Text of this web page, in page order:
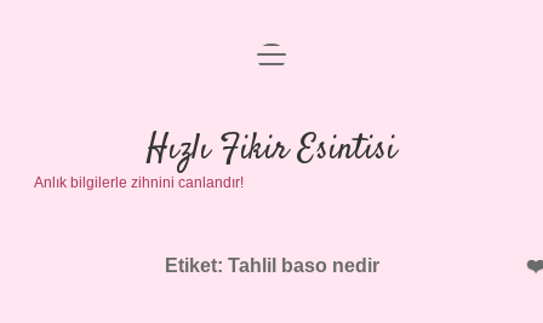
Anasayfa
Gizlilik Politikası
Yasal Uyarı
menüyü
Hızlı Fikir Esintisi
Anlık bilgilerle zihnini canlandır!
Etiket: Tahlil baso nedir